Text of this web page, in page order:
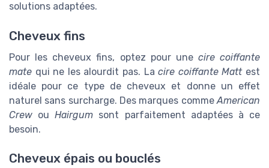
solutions adaptées.
Cheveux fins
Pour les cheveux fins, optez pour une cire coiffante
mate qui ne les alourdit pas. Lacire coiffante Mattest
idéale pour ce type de cheveux et donne un effet
naturel sans surcharge. Des marques comme American
Crew ouHairgum sont parfaitement adaptées à ce
besoin.
Cheveux épais ou bouclés